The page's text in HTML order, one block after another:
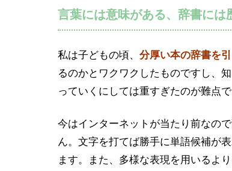
言葉には意味がある、辞書には
私は子どもの頃、 分厚い本の辞書を引
るのかとワクワクしたものですし、
っていくにしては重すぎたのが難点
今はインターネットが当たり前なの
ん。文字を打てば勝手に単語候補が
ます。また、多様な表現を用いるよ